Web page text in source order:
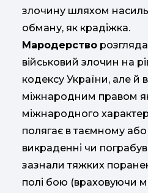
злочину шляхом
обману, як крадіжка.
Мародерство
військовий злочин на
кодексу України, але й
міжнародним правом
міжнародного
полягає в таємному
викраденні чи
зазнали тяжких
полі бою (враховуючи